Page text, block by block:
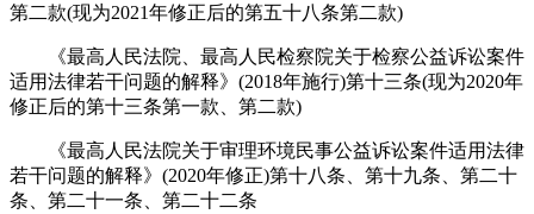
第二款(现为2021年修正后的第五十八条第二款)
《最高人民法院、最高人民检察院关于检察公益诉讼案件
适用法律若干问题的解释》(2018年施行)第十三条(现为2020年
修正后的第十三条第一款、第二款)
《最高人民法院关于审理环境民事公益诉讼案件适用法律
若干问题的解释》(2020年修正)第十八条、第十九条、第二十
条、第二十一条、第二十二条